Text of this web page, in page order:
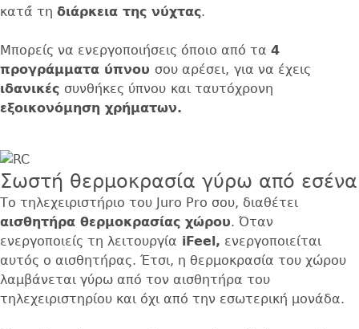
κατά́ τη διάρκεια της νύχτας.
Μπορείς να ενεργοποιήσεις όποιο από τα 4
προγράμματα ύπνου σου αρέσει, για να έχεις
ιδανικές συνθήκες ύπνου και ταυτόχρονη
εξοικονόμηση χρήματων.
Σωστή θερμοκρασία γύρω από εσένα
Το τηλεχειριστήριο του Juro Pro σου, διαθέτει
αισθητήρα θερμοκρασίας χώρου. Όταν
ενεργοποιείς τη λειτουργία iFeel, ενεργοποιείται
αυτός ο αισθητήρας. Έτσι, η θερμοκρασία του χώρου
λαμβάνεται γύρω από τον αισθητήρα του
τηλεχειριστηρίου και όχι από την εσωτερική μονάδα.